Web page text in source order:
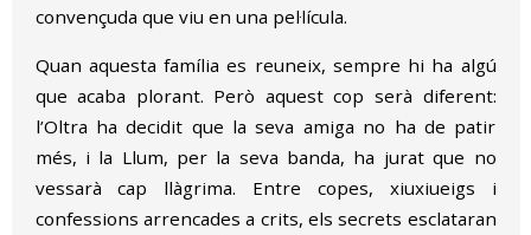
convençuda que viu en una pel·lícula.
Quan aquesta família es reuneix, sempre hi ha algú
que acaba plorant. Però aquest cop serà diferent:
l’Oltra ha decidit que la seva amiga no ha de patir
més, i la Llum, per la seva banda, ha jurat que no
vessarà cap llàgrima. Entre copes, xiuxiueigs i
confessions arrencades a crits, els secrets esclataran